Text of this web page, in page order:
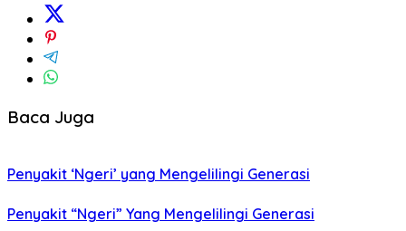
Baca Juga
Penyakit ‘Ngeri’ yang Mengelilingi Generasi
Penyakit “Ngeri” Yang Mengelilingi Generasi